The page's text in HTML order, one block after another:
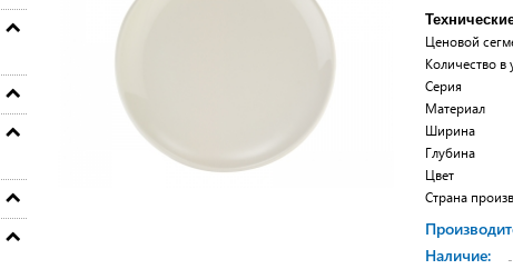
Ценовой
Количество в
Серия
Материал
Ширина
Глубина
Цвет
Страна
Наличие: